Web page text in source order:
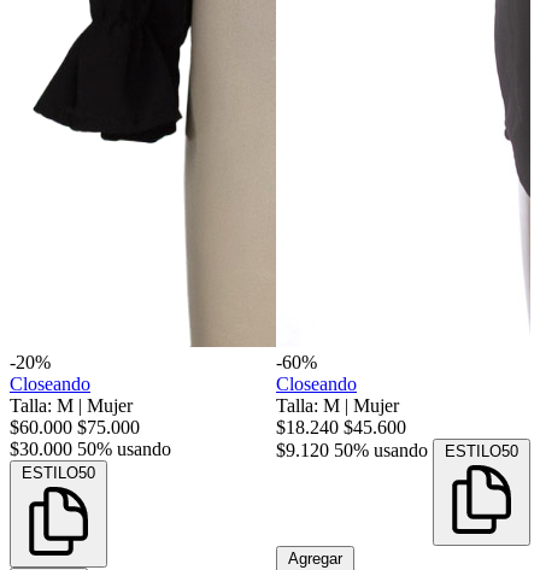
-20%
Closeando
Talla: M | Mujer
$60.000 $75.000
$30.000 50% usando
ESTILO50
-60%
Closeando
Talla: M | Mujer
$18.240 $45.600
$9.120 50% usando ESTILO50
Agregar